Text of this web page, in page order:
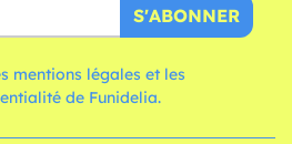
S'ABONNER
mentions légales et les
de Funidelia.